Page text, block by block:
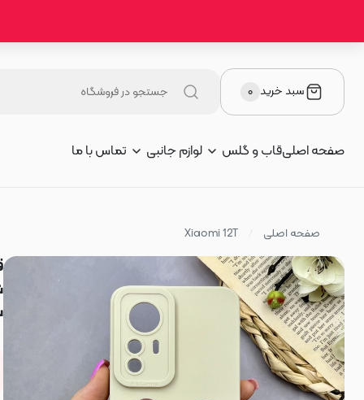
سبد خرید ۰
صفحه اصلیقاب و گلس لوازم جانبی تماس با ما
صفحه اصلی Xiaomi 12T